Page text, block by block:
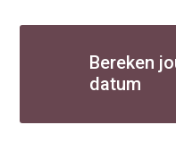
Bereken
datum